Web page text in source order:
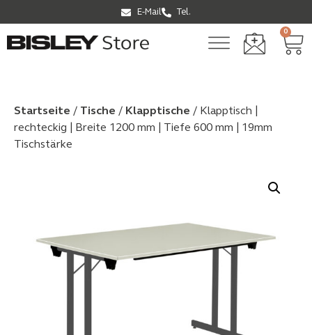
E-Mail Tel.
0
Startseite / Tische / Klapptische / Klapptisch |
rechteckig | Breite 1200 mm | Tiefe 600 mm | 19mm
Tischstärke